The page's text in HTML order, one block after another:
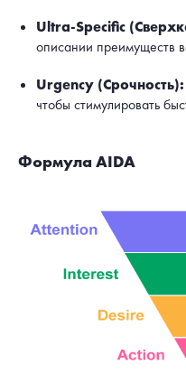
Ultra-Specific
описании преимуществ
Urgency (Срочность):
чтобы стимулировать
Формула AIDA